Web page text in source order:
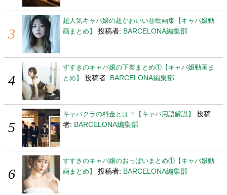
超人気キャバ嬢の超かわいい㊙動画集【キャバ嬢動
画まとめ】
投稿者: BARCELONA編集部
すすきのキャバ嬢の下着まとめ①【キャバ嬢動画ま
とめ】
投稿者: BARCELONA編集部
キャバクラの料金とは？【キャバ用語解説】
投稿
者: BARCELONA編集部
すすきのキャバ嬢のおっぱいまとめ①【キャバ嬢動
画まとめ】
投稿者: BARCELONA編集部